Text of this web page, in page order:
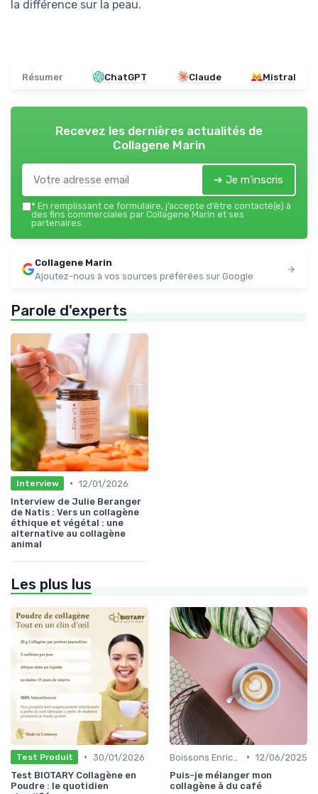
la différence sur la peau.
Résumer ChatGPT Claude Mistral
Recevez les dernières actualités de
Collagene Marin
➔ Je m'inscris
* En remplissant ce formulaire, j’accepte d’être contacté(e) à
des fins commerciales par Collagene Marin et ses
partenaires.
Collagene Marin
Ajoutez-nous à vos sources préférées sur Google
Parole d'experts
Interview • 12/01/2026
Interview de Julie Beranger
de Natis : Vers un collagène
éthique et végétal : une
alternative au collagène
animal
Les plus lus
Test Produit • 30/01/2026
Test BIOTARY Collagène en
Poudre : le quotidien
• 12/06/2025
Puis-je mélanger mon
collagène à du café